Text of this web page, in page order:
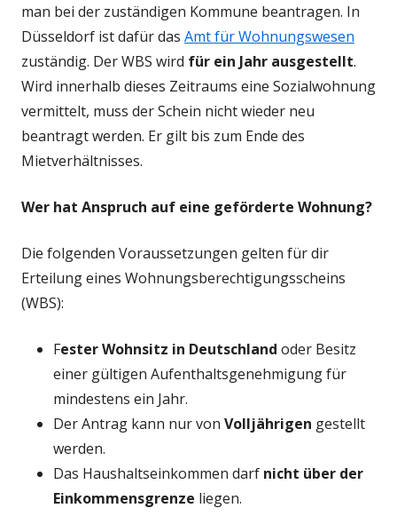
man bei der zuständigen Kommune beantragen. In
Düsseldorf ist dafür das Amt für Wohnungswesen
zuständig. Der WBS wird für ein Jahr ausgestellt.
Wird innerhalb dieses Zeitraums eine Sozialwohnung
vermittelt, muss der Schein nicht wieder neu
beantragt werden. Er gilt bis zum Ende des
Mietverhältnisses.
Wer hat Anspruch auf eine geförderte Wohnung?
Die folgenden Voraussetzungen gelten für dir
Erteilung eines Wohnungsberechtigungsscheins
(WBS):
Fester Wohnsitz in Deutschland oder Besitz
einer gültigen Aufenthaltsgenehmigung für
mindestens ein Jahr.
Der Antrag kann nur von Volljährigen gestellt
werden.
Das Haushaltseinkommen darf nicht über der
Einkommensgrenze liegen.